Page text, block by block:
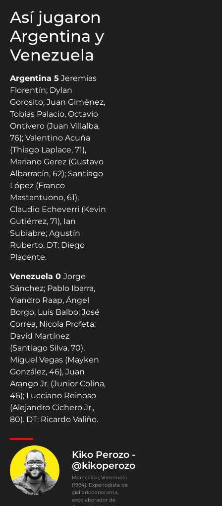
Así jugaron
Argentina y
Venezuela
Argentina 5 Jeremías
Florentín; Dylan
Gorosito, Juan Giménez,
Tobías Palacio, Octavio
Ontivero (Juan Villalba,
76); Valentino Acuña
(Thiago Laplace, 71),
Mariano Gerez (Gustavo
Albarracín, 62); Santiago
López (Franco
Mastantuono, 61),
Claudio Echeverri (Kevin
Gutiérrez, 71), Ian
Subiabre; Agustín
Ruberto. DT: Diego
Placente.
Venezuela 0 Jorge
Sánchez; Pablo Ibarra,
Yiandro Raap, Ángel
Borgo, Luis Balbo; José
Correa, Nicola Profeta;
David Martínez
(Santiago Silva, 70),
Miguel Vegas (Mayken
González, 46), Juan
Arango Jr. (Junior Colina,
46); Lucciano Reinoso
(Alejandro Cichero Jr.,
80). DT: Ricardo Valiño.
Kiko Perozo -
@kikoperozo
Maracaibo, Venezuela
(1984). Experiodista de
@diariopanorama,
excolaborador de